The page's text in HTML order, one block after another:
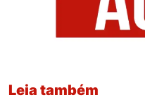
Leia também